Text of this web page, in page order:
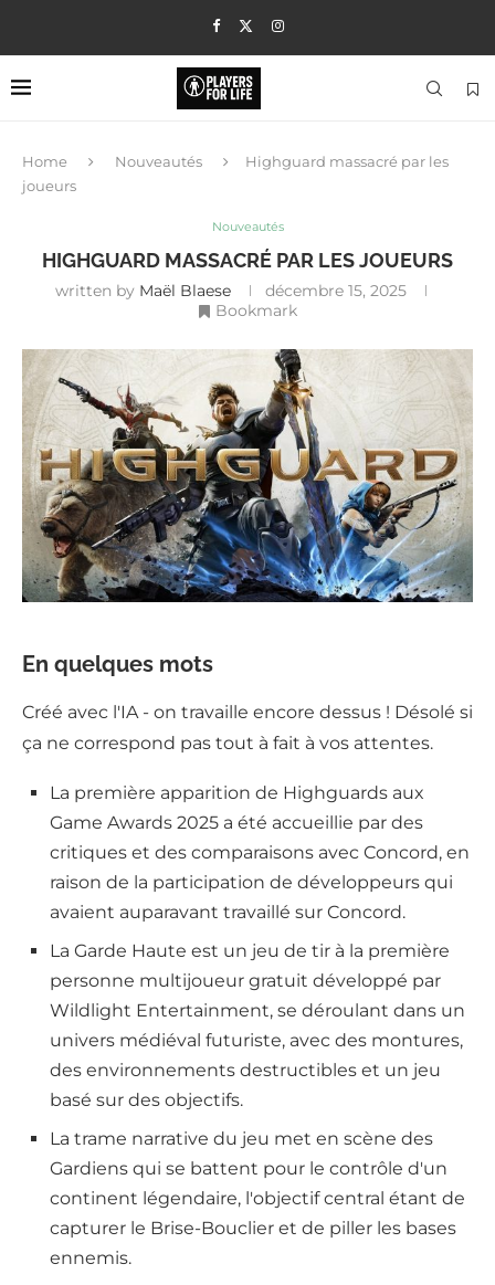
Home Nouveautés
Highguard massacré par les
joueurs
Nouveautés
HIGHGUARD MASSACRÉ PAR LES JOUEURS
written by Maël Blaese
décembre 15, 2025
Bookmark
En quelques mots
Créé avec l'IA - on travaille encore dessus ! Désolé si
ça ne correspond pas tout à fait à vos attentes.
La première apparition de Highguards aux
Game Awards 2025 a été accueillie par des
critiques et des comparaisons avec Concord, en
raison de la participation de développeurs qui
avaient auparavant travaillé sur Concord.
La Garde Haute est un jeu de tir à la première
personne multijoueur gratuit développé par
Wildlight Entertainment, se déroulant dans un
univers médiéval futuriste, avec des montures,
des environnements destructibles et un jeu
basé sur des objectifs.
La trame narrative du jeu met en scène des
Gardiens qui se battent pour le contrôle d'un
continent légendaire, l'objectif central étant de
capturer le Brise-Bouclier et de piller les bases
ennemis.